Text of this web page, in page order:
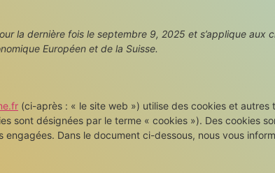
la dernière fois le septembre 9, 2025 et s’applique aux
Européen et de la Suisse.
(ci-après : « le site web ») utilise des cookies et autres
sont désignées par le terme « cookies »). Des cookies
Dans le document ci-dessous, nous vous